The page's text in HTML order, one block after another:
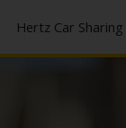
Hertz Car Sharing